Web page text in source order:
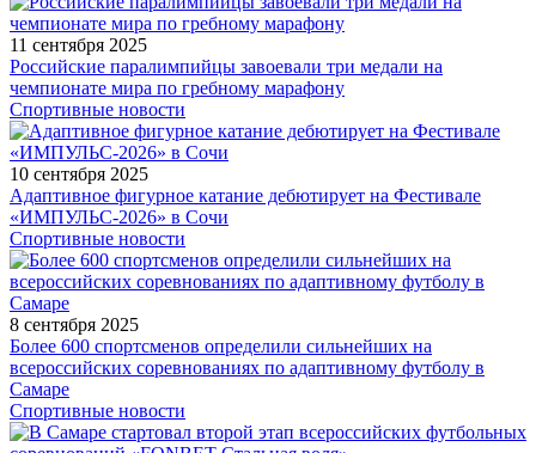
11 сентября 2025
Российские паралимпийцы завоевали три медали на
чемпионате мира по гребному марафону
Спортивные новости
10 сентября 2025
Адаптивное фигурное катание дебютирует на Фестивале
«ИМПУЛЬС-2026» в Сочи
Спортивные новости
8 сентября 2025
Более 600 спортсменов определили сильнейших на
всероссийских соревнованиях по адаптивному футболу в
Самаре
Спортивные новости